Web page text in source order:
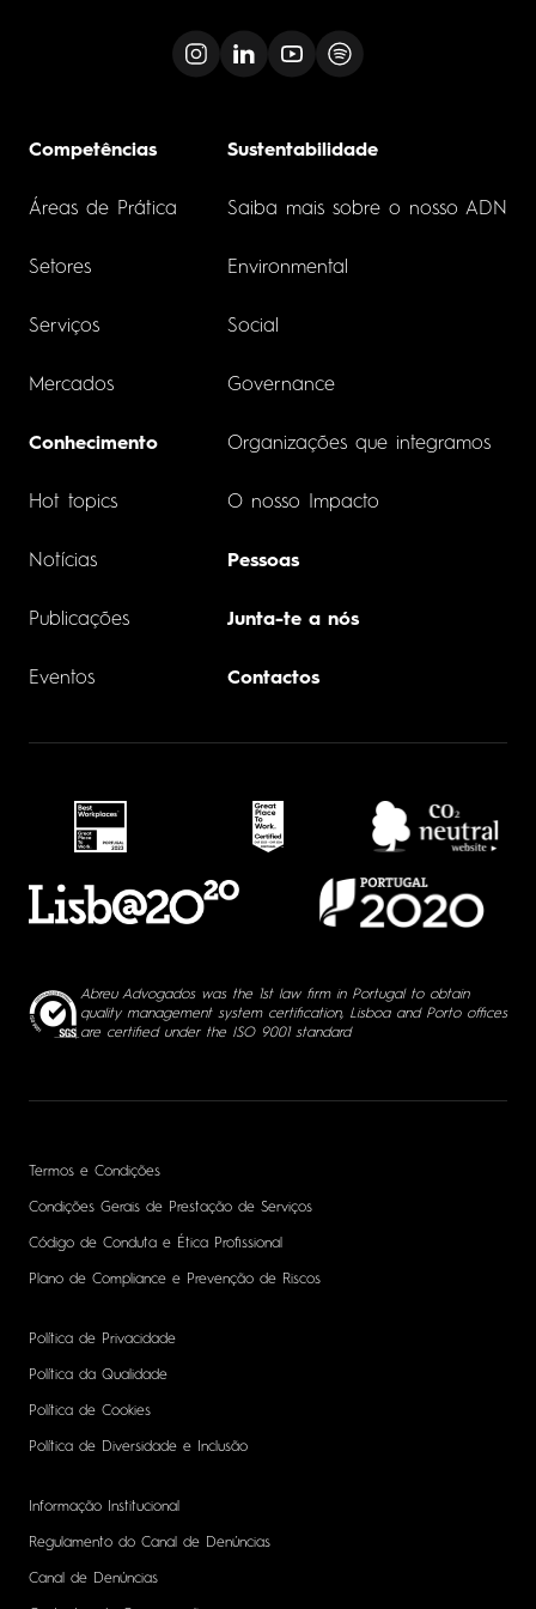
Competências
Áreas de Prática
Setores
Serviços
Mercados
Conhecimento
Hot topics
Notícias
Publicações
Eventos
Sustentabilidade
Saiba mais sobre o nosso ADN
Environmental
Social
Governance
Organizações que integramos
O nosso Impacto
Pessoas
Junta-te a nós
Contactos
Abreu Advogados was the 1st law firm in Portugal to obtain
quality management system certification, Lisboa and Porto offices
are certified under the ISO 9001 standard
Termos e Condições
Condições Gerais de Prestação de Serviços
Código de Conduta e Ética Profissional
Plano de Compliance e Prevenção de Riscos
Política de Privacidade
Política da Qualidade
Política de Cookies
Política de Diversidade e Inclusão
Informação Institucional
Regulamento do Canal de Denúncias
Canal de Denúncias